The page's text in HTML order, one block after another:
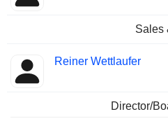
Sales
Reiner Wettlaufer
Director/